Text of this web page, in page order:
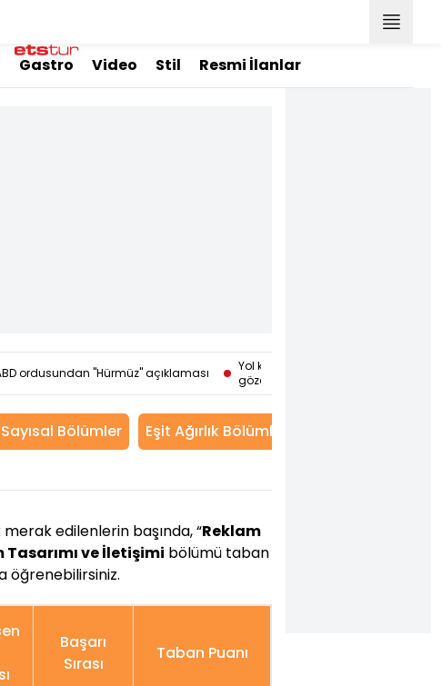
Gastro Video Stil Resmi İlanlar
ordusundan "Hürmüz" açıklaması
Yol kenarında kadın cesedi
gözaltında
Sayısal Bölümler Eşit Ağırlık Bölümleri
edilenlerin başında, “Reklam
Tasarımı ve İletişimi bölümü taban
öğrenebilirsiniz.
Başarı
Sırası
Taban Puanı